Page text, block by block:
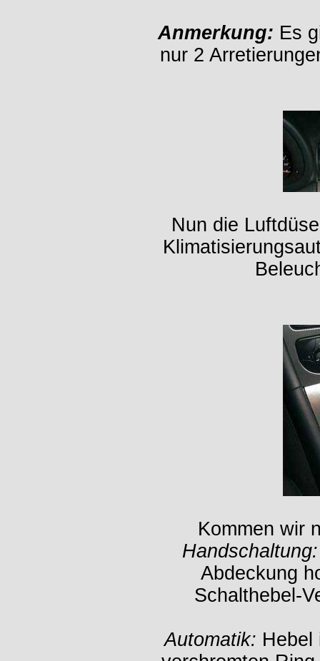
Anmerkung: Es
nur 2
Nun die
Kommen wir
Handschaltung:
Abdeckung
Schalthebel-
Automatik: Hebel